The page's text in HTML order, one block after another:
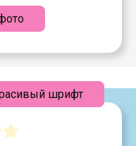
шрифт